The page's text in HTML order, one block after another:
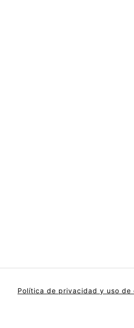
Política de privacidad y uso de